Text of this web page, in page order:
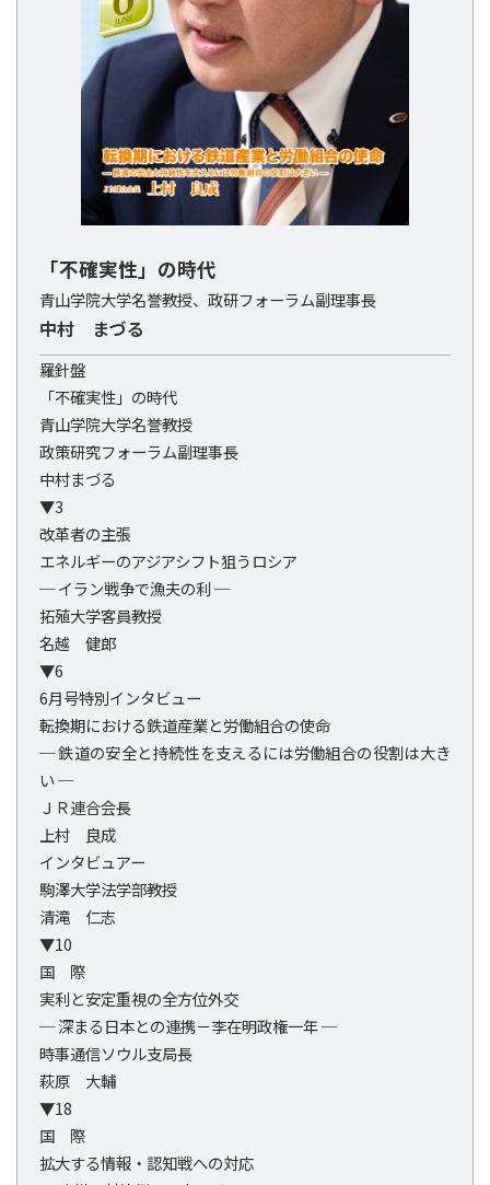
「不確実性」の時代
青山学院大学名誉教授、政研フォーラム副理事長
中村 まづる
羅針盤
「不確実性」の時代
青山学院大学名誉教授
政策研究フォーラム副理事長
中村まづる
▼3
改革者の主張
エネルギーのアジアシフト狙うロシア
─ イラン戦争で漁夫の利 ─
拓殖大学客員教授
名越 健郎
▼6
6月号特別インタビュー
転換期における鉄道産業と労働組合の使命
─ 鉄道の安全と持続性を支えるには労働組合の役割は大き
い ─
ＪＲ連合会長
上村 良成
インタビュアー
駒澤大学法学部教授
清滝 仁志
▼10
国 際
実利と安定重視の全方位外交
─ 深まる日本との連携－李在明政権一年 ─
時事通信ソウル支局長
萩原 大輔
▼18
国 際
拡大する情報・認知戦への対応